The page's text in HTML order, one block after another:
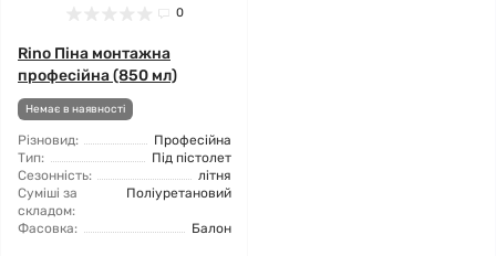
0
Rino Піна монтажна
професійна (850 мл)
Немає в наявності
Різновид:
Професійна
Тип:
Під пістолет
Сезонність:
літня
Суміші за
складом:
Поліуретановий
Фасовка: Балон